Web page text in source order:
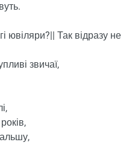
ювіляри?|| Так відразу не
звичаї,